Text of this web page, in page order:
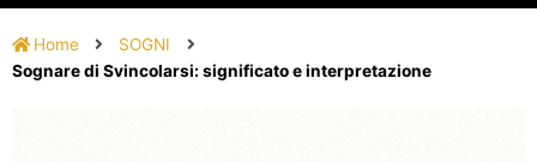
Home
SOGNI
Sognare di Svincolarsi: significato e interpretazione